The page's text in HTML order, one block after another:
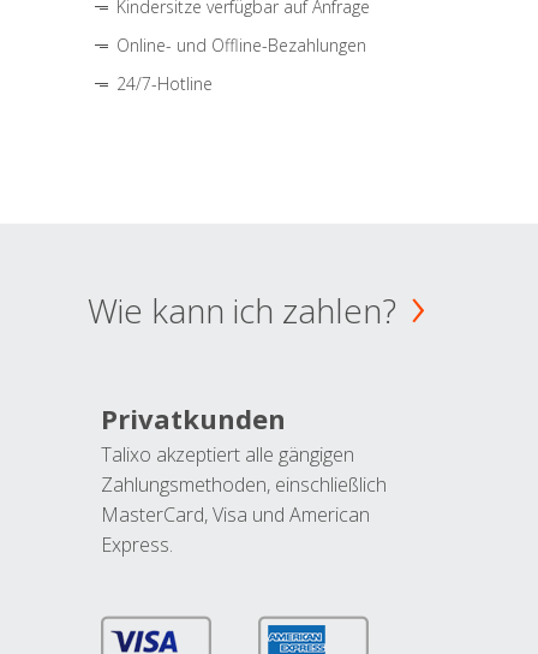
Kindersitze verfügbar auf Anfrage
Online- und Offline-Bezahlungen
24/7-Hotline
Wie kann ich zahlen?
Privatkunden
Talixo akzeptiert alle gängigen
Zahlungsmethoden, einschließlich
MasterCard, Visa und American
Express.